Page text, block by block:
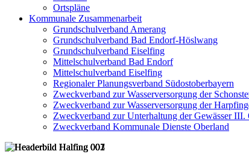
Ortspläne
Kommunale Zusammenarbeit
Grundschulverband Amerang
Grundschulverband Bad Endorf-Höslwang
Grundschulverband Eiselfing
Mittelschulverband Bad Endorf
Mittelschulverband Eiselfing
Regionaler Planungsverband Südostoberbayern
Zweckverband zur Wasserversorgung der
Zweckverband zur Wasserversorgung der
Zweckverband zur Unterhaltung der Gewässer
Zweckverband Kommunale Dienste Oberland